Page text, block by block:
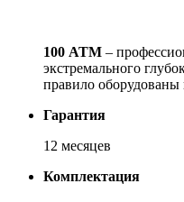
100 АТМ –
экстремального
правило
Гарантия
12 месяцев
Комплектация